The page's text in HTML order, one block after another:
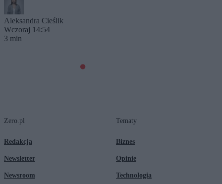
Aleksandra Cieślik
Wczoraj 14:54
3 min
Zero.pl
Redakcja
Newsletter
Newsroom
Tematy
Biznes
Opinie
Technologia